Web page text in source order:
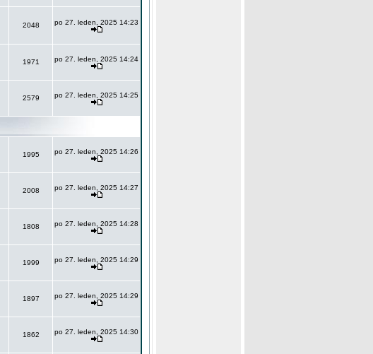
2048 po 27. leden, 2025 14:23
1971 po 27. leden, 2025 14:24
2579 po 27. leden, 2025 14:25
1995 po 27. leden, 2025 14:26
2008 po 27. leden, 2025 14:27
1808 po 27. leden, 2025 14:28
1999 po 27. leden, 2025 14:29
1897 po 27. leden, 2025 14:29
1862 po 27. leden, 2025 14:30